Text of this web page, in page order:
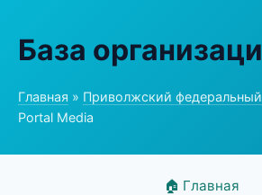
База
Главная » Приволжский
Portal Media
🏠 Главная